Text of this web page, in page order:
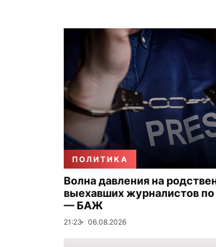
ПОЛИТИКА
Волна давления на
выехавших журналистов
— БАЖ
21:23 06.08.2026